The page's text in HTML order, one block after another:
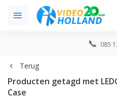
085
Terug
Producten getagd met
Case